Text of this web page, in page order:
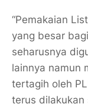
“Pemakaian
yang besar
seharusnya
lainnya namun
tertagih oleh
terus